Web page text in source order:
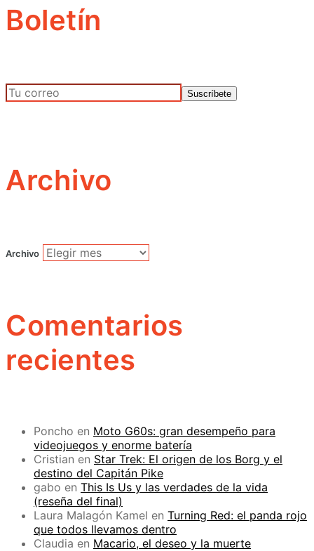
Boletín
Archivo
Archivo
Comentarios
recientes
Poncho en Moto G60s: gran desempeño para
videojuegos y enorme batería
Cristian en Star Trek: El origen de los Borg y el
destino del Capitán Pike
gabo en This Is Us y las verdades de la vida
(reseña del final)
Laura Malagón Kamel en Turning Red: el panda rojo
que todos llevamos dentro
Claudia en Macario, el deseo y la muerte